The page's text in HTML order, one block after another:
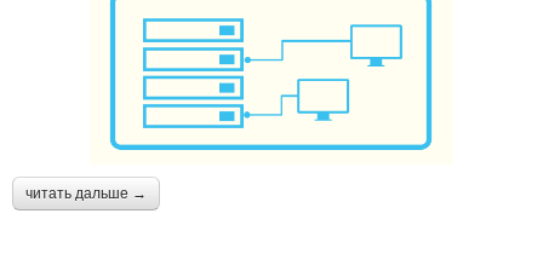
читать дальше →